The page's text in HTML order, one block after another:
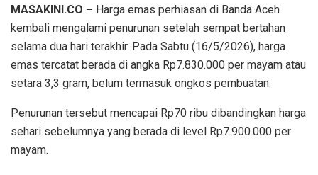
MASAKINI.CO – Harga emas perhiasan di Banda Aceh
kembali mengalami penurunan setelah sempat bertahan
selama dua hari terakhir. Pada Sabtu (16/5/2026), harga
emas tercatat berada di angka Rp7.830.000 per mayam atau
setara 3,3 gram, belum termasuk ongkos pembuatan.
Penurunan tersebut mencapai Rp70 ribu dibandingkan harga
sehari sebelumnya yang berada di level Rp7.900.000 per
mayam.